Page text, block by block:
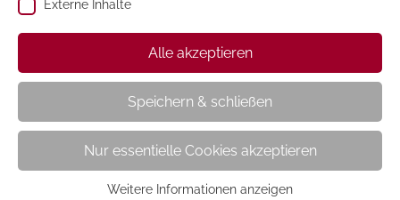
Sie erhalten für 6 Monate Ihre 5 ausgewählten
Zeitschriften zum Preis von nur 20,00 €uro statt
21,00 €uro pro Monat.
Nach Ablauf der Testphase erhalten Sie die
Zeitschriften zum monatlichen Bezugspreis von 21,00
Euro zugestellt, es sei denn Sie kündigen die
Leseprobe mit einer Frist von 1 Monat zum Ende des
Externe Inhalte
Alle akzeptieren
Speichern & schließen
Nur essentielle Cookies akzeptieren
Weitere Informationen anzeigen